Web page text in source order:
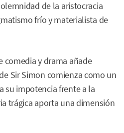
de la aristocracia
frío y materialista de
comedia y drama añade
Sir Simon comienza como un
su impotencia frente a la
trágica aporta una dimensión